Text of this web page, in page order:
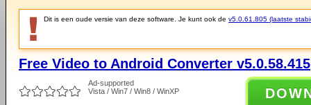
Dit is een oude versie van deze software. Je kunt ook de v5.0.61.805 (laatste
Free Video to Android Converter v5.0.58.415
Ad-supported
Vista / Win7 / Win8 / WinXP